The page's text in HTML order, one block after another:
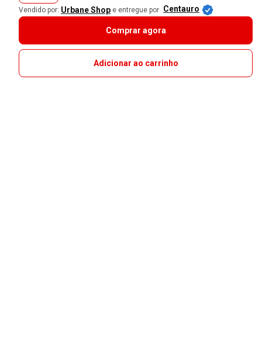
Vendido por: Urbane Shop e entregue por Centauro
Comprar agora
Adicionar ao carrinho